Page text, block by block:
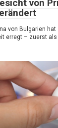
von
von Bulgarien
erregt – zuerst als